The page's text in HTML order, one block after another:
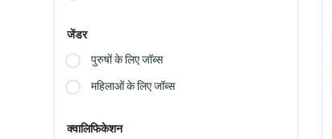
जेंडर
पुरुषों के लिए जॉब्स
महिलाओं के लिए जॉब्स
क्वालिफिकेशन